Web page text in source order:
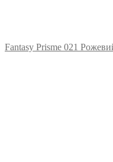
Fantasy Prisme 021